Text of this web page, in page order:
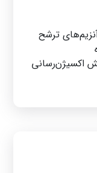
ترشح
اکسیژن‌رسانی